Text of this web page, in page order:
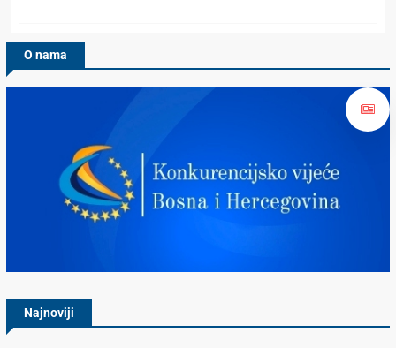
O nama
Najnoviji